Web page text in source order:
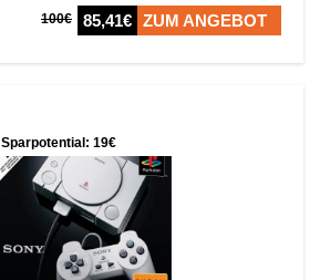
100€ 85,41€ ZUM ANGEBOT
Sparpotential: 19€